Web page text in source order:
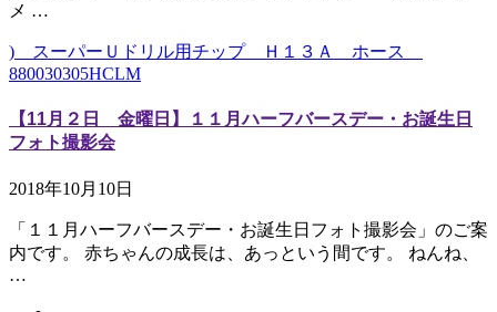
メ …
) スーパーＵドリル用チップ Ｈ１３Ａ ホース
880030305HCLM
【11月２日 金曜日】１１月ハーフバースデー・お誕生日
フォト撮影会
2018年10月10日
「１１月ハーフバースデー・お誕生日フォト撮影会」のご案
内です。 赤ちゃんの成長は、あっという間です。 ねんね、
…